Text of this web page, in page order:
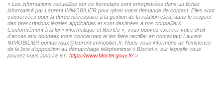
« Les informations recueillies sur ce formulaire sont enregistrées dans un fichier
informatisé par Laurent IMMOBILIER pour gérer votre demande de contact. Elles sont
conservées pour la durée nécessaire à la gestion de la relation client dans le respect
des prescriptions légales applicables et sont destinées à nos conseillers
Conformément à la loi « informatique et libertés », vous pouvez exercer votre droit
d'accès aux données vous concernant et les faire rectifier en contactant Laurent
IMMOBILIER pontdevaux@laurent-immobilier.fr. Nous vous informons de l'existence
de la liste d'opposition au démarchage téléphonique « Bloctel », sur laquelle vous
pouvez vous inscrire ici : https://www.bloctel.gouv.fr/»